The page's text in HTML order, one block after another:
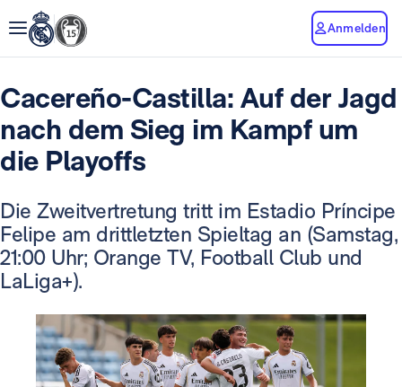
Anmelden
Cacereño-Castilla: Auf der Jagd
nach dem Sieg im Kampf um
die Playoffs
Die Zweitvertretung tritt im Estadio Príncipe
Felipe am drittletzten Spieltag an (Samstag,
21:00 Uhr; Orange TV, Football Club und
LaLiga+).